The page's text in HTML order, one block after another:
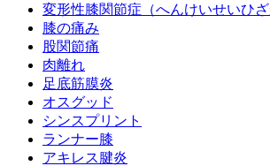
変形性膝関節症（へんけいせいひざ
膝の痛み
股関節痛
肉離れ
足底筋膜炎
オスグッド
シンスプリント
ランナー膝
アキレス腱炎